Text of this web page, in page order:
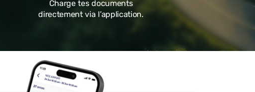
Charge tes documents
directement via l’application.